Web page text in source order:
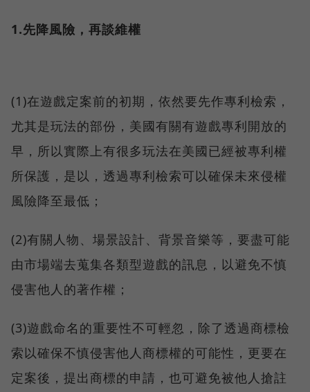
1.先降風險，再談維權
(1)在遊戲定案前的初期，依然要先作專利檢索，
尤其是玩法的部份，美國有關有遊戲專利開放的
早，所以實際上有很多玩法在美國已經被專利權
所保護，是以，透過專利檢索可以確保未來侵權
風險降至最低；
(2)有關人物、場景設計、背景音樂等，要盡可能
由市場端去蒐集各類型遊戲的訊息，以避免不慎
侵害他人的著作權；
(3)遊戲命名的重要性不可輕忽，除了透過商標檢
索以確保不慎侵害他人商標權的可能性，更要在
定案後，提出商標的申請，也可避免被他人搶註